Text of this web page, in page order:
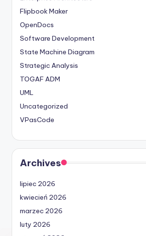
Flipbook Maker
OpenDocs
Software Development
State Machine Diagram
Strategic Analysis
TOGAF ADM
UML
Uncategorized
VPasCode
Archives
lipiec 2026
kwiecień 2026
marzec 2026
luty 2026